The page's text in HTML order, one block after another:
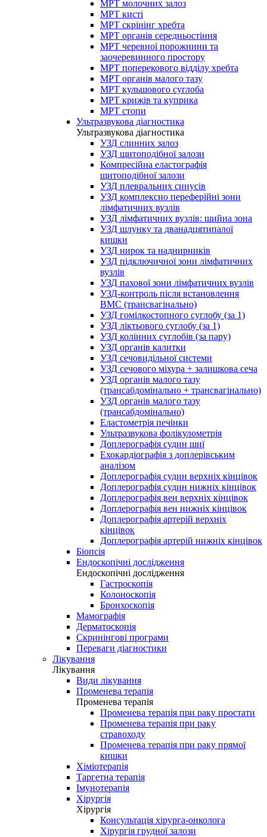
МРТ молочних залоз
МРТ кисті
МРТ скрінінг хребта
МРТ органів середньостіння
МРТ черевної порожнини та
заочеревинного простору
МРТ поперекового відділу хребта
МРТ органів малого тазу
МРТ кульшового суглоба
МРТ крижів та куприка
МРТ стопи
Ультразвукова діагностика
Ультразвукова діагностика
УЗД слинних залоз
УЗД щитоподібної залози
Компресійна еластографія
щитоподібної залози
УЗД плевральних синусів
УЗД комплексно переферійні зони
лімфатичних вузлів
УЗД лімфатичних вузлів: шийна зона
УЗД шлунку та дванадцятипалої
кишки
УЗД нирок та наднирників
УЗД підключичної зони лімфатичних
вузлів
УЗД пахової зони лімфатичних вузлів
УЗД-контроль після встановлення
ВМС (трансвагінально)
УЗД гомілкостопного суглобу (за 1)
УЗД ліктьового суглобу (за 1)
УЗД колінних суглобів (за пару)
УЗД органів калитки
УЗД сечовидільної системи
УЗД сечового міхура + залишкова сеча
УЗД органів малого тазу
(трансабдомінально + трансвагінально)
УЗД органів малого тазу
(трансабдомінально)
Еластометрія печінки
Ультразвукова фолікулометрія
Доплерографія судин шиї
Ехокардіографія з доплерівським
аналізом
Доплерографія судин верхніх кінцівок
Доплерографія судин нижніх кінцівок
Доплерографія вен верхніх кінцівок
Доплерографія вен нижніх кінцівок
Доплерографія артерій верхніх
кінцівок
Доплерографія артерій нижніх кінцівок
Біопсія
Ендоскопічні дослідження
Ендоскопічні дослідження
Гастроскопія
Колоноскопія
Бронхоскопія
Мамографія
Дерматоскопія
Скринінгові програми
Переваги діагностики
Лікування
Лікування
Види лікування
Променева терапія
Променева терапія
Променева терапія при раку простати
Променева терапія при раку
стравоходу
Променева терапія при раку прямої
кишки
Хіміотерапія
Таргетна терапія
Імунотерапія
Хірургія
Хірургія
Консультація хірурга-онколога
Хірургія грудної залози